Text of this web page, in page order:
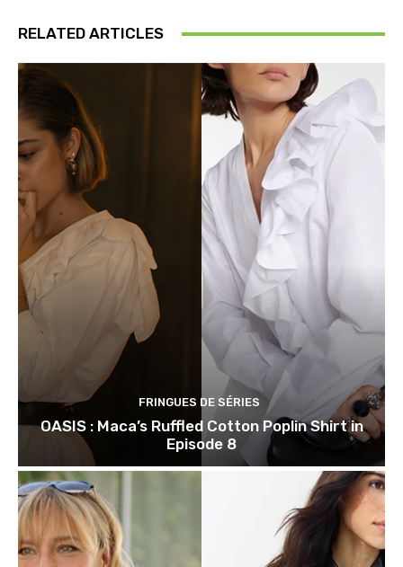
RELATED ARTICLES
FRINGUES DE SÉRIES
OASIS : Maca’s Ruffled Cotton Poplin Shirt in
Episode 8